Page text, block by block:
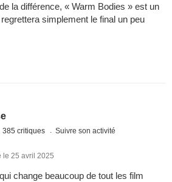
la différence, « Warm Bodies » est un
simplement le final un peu
385 critiques Suivre son activité
le 25 avril 2025
change beaucoup de tout les film